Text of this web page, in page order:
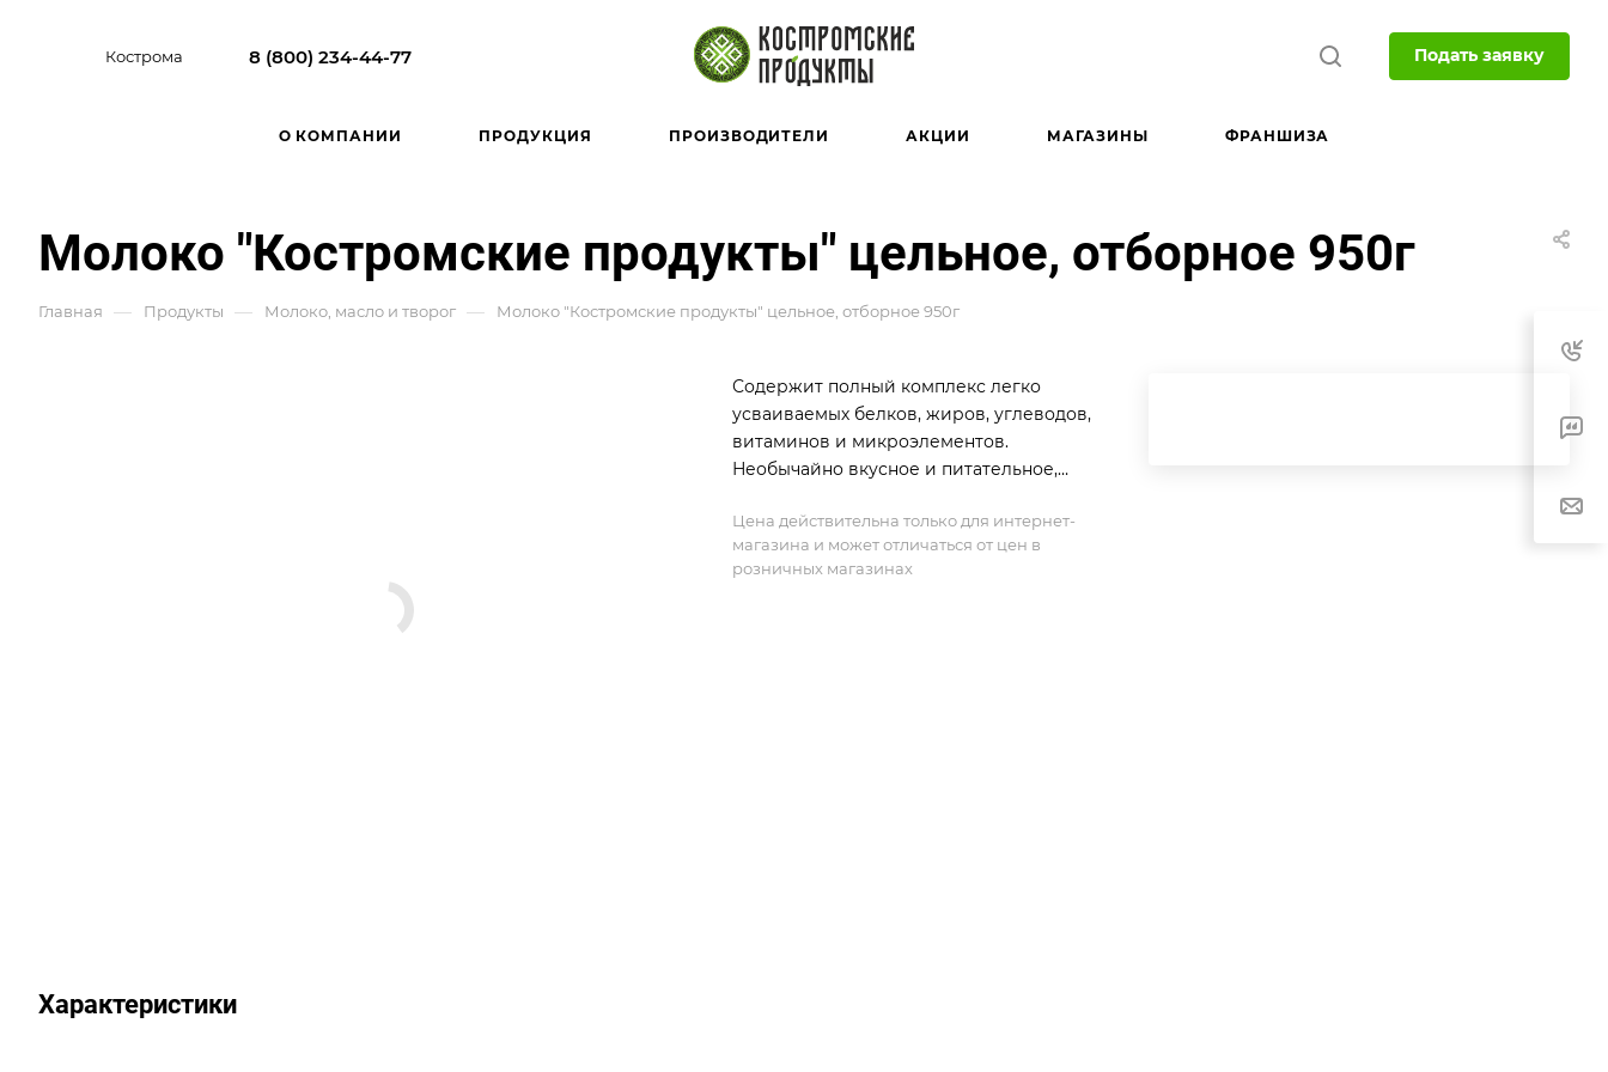
Кострома 8 (800) 234-44-77 Подать заявку
О КОМПАНИИ ПРОДУКЦИЯ ПРОИЗВОДИТЕЛИ АКЦИИ МАГАЗИНЫ ФРАНШИЗА
Молоко "Костромские продукты" цельное, отборное 950г
Главная — Продукты — Молоко, масло и творог — Молоко "Костромские продукты" цельное, отборное 950г
Содержит полный комплекс легко
усваиваемых белков, жиров, углеводов,
витаминов и микроэлементов.
Необычайно вкусное и питательное,
полезные свойства.
Цена действительна только для интернет-
магазина и может отличаться от цен в
розничных магазинах
Характеристики